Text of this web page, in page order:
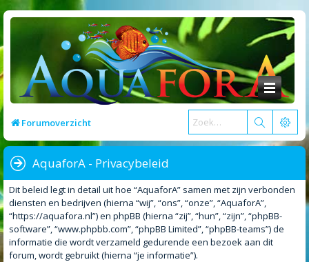
Forumoverzicht
AquaforA - Privacybeleid
Dit beleid legt in detail uit hoe “AquaforA” samen met zijn verbonden
diensten en bedrijven (hierna “wij”, “ons”, “onze”, “AquaforA”,
“https://aquafora.nl”) en phpBB (hierna “zij”, “hun”, “zijn”, “phpBB-
software”, “www.phpbb.com”, “phpBB Limited”, “phpBB-teams”) de
informatie die wordt verzameld gedurende een bezoek aan dit
forum, wordt gebruikt (hierna “je informatie”).